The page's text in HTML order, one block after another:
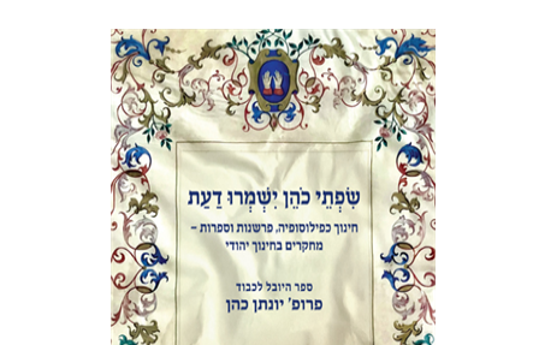
אלי הולצר אבינועם רוזנק